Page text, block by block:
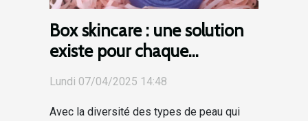
Box skincare : une solution
existe pour chaque
problème de peau !
Lundi 07/04/2025 14:48
Avec la diversité des types de peau qui